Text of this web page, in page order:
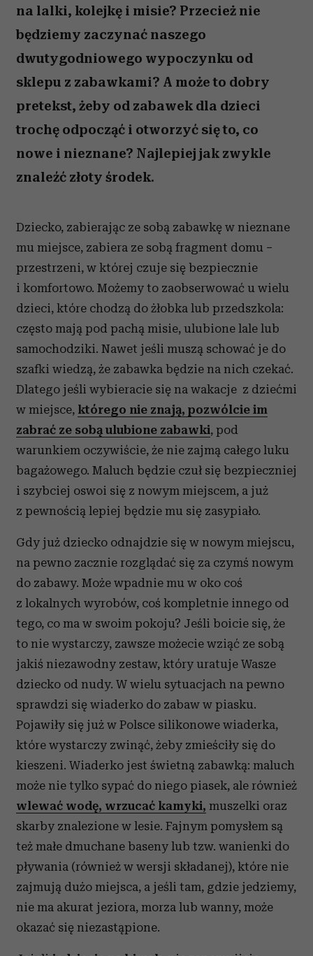
na lalki, kolejkę i misie? Przecież nie
będziemy zaczynać naszego
dwutygodniowego wypoczynku od
sklepu z zabawkami? A może to dobry
pretekst, żeby od zabawek dla dzieci
trochę odpocząć i otworzyć się to, co
nowe i nieznane? Najlepiej jak zwykle
znaleźć złoty środek.
Dziecko, zabierając ze sobą zabawkę w nieznane
mu miejsce, zabiera ze sobą fragment domu −
przestrzeni, w której czuje się bezpiecznie
i komfortowo. Możemy to zaobserwować u wielu
dzieci, które chodzą do żłobka lub przedszkola:
często mają pod pachą misie, ulubione lale lub
samochodziki. Nawet jeśli muszą schować je do
szafki wiedzą, że zabawka będzie na nich czekać.
Dlatego jeśli wybieracie się na wakacje z dziećmi
w miejsce, którego nie znają, pozwólcie im
zabrać ze sobą ulubione zabawki, pod
warunkiem oczywiście, że nie zajmą całego luku
bagażowego. Maluch będzie czuł się bezpieczniej
i szybciej oswoi się z nowym miejscem, a już
z pewnością lepiej będzie mu się zasypiało.
Gdy już dziecko odnajdzie się w nowym miejscu,
na pewno zacznie rozglądać się za czymś nowym
do zabawy. Może wpadnie mu w oko coś
z lokalnych wyrobów, coś kompletnie innego od
tego, co ma w swoim pokoju? Jeśli boicie się, że
to nie wystarczy, zawsze możecie wziąć ze sobą
jakiś niezawodny zestaw, który uratuje Wasze
dziecko od nudy. W wielu sytuacjach na pewno
sprawdzi się wiaderko do zabaw w piasku.
Pojawiły się już w Polsce silikonowe wiaderka,
które wystarczy zwinąć, żeby zmieściły się do
kieszeni. Wiaderko jest świetną zabawką: maluch
może nie tylko sypać do niego piasek, ale również
wlewać wodę, wrzucać kamyki, muszelki oraz
skarby znalezione w lesie. Fajnym pomysłem są
też małe dmuchane baseny lub tzw. wanienki do
pływania (również w wersji składanej), które nie
zajmują dużo miejsca, a jeśli tam, gdzie jedziemy,
nie ma akurat jeziora, morza lub wanny, może
okazać się niezastąpione.